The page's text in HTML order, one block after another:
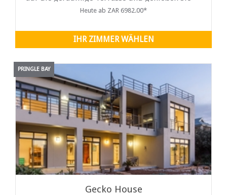
einen entspannteren Aufenthalt mit toller
Berge im Hintergrund. Der Wohnbereich
verfügt über
Heute ab ZAR 6982.00*
IHR ZIMMER WÄHLEN
PRINGLE BAY
Gecko House